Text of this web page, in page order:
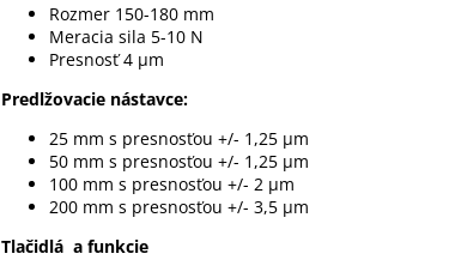
Rozmer 150-180 mm
Meracia sila 5-10 N
Presnosť 4 µm
Predlžovacie nástavce:
25 mm s presnosťou +/- 1,25 μm
50 mm s presnosťou +/- 1,25 μm
100 mm s presnosťou +/- 2 μm
200 mm s presnosťou +/- 3,5 µm
Tlačidlá a funkcie